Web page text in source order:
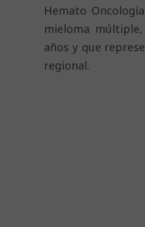
Hemato
mieloma
años y que
regional.